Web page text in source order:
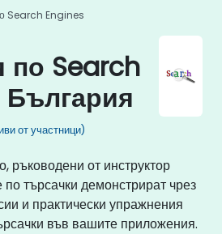
Search Engines
по Search
България
от участници)
ръководени от инструктор
по търсачки демонстрират чрез
и практически упражнения
във вашите приложения.